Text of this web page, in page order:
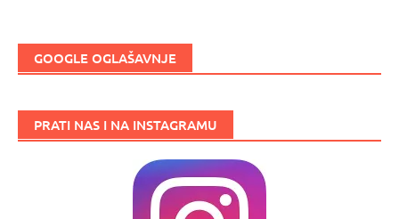
GOOGLE OGLAŠAVNJE
PRATI NAS I NA INSTAGRAMU